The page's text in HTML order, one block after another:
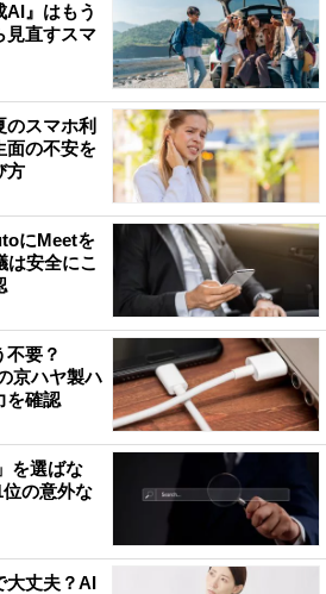
AI』はもう
見直すスマ
スマホ利
面の不安を
方
にMeetを
は安全にこ
不要？
京ハヤ製ハ
を確認
を選ばな
の意外な
大丈夫？AI